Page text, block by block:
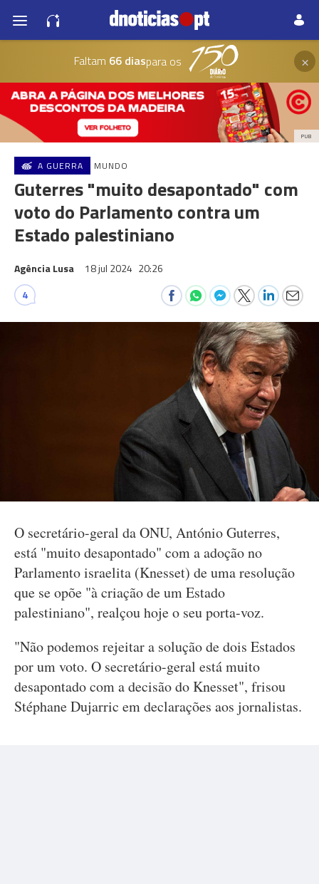
Faltam 66 diaspara os ×
PUB
A GUERRA MUNDO
Guterres "muito desapontado" com
voto do Parlamento contra um
Estado palestiniano
Agência Lusa 18 jul 2024 20:26
4
O secretário-geral da ONU, António Guterres,
está "muito desapontado" com a adoção no
Parlamento israelita (Knesset) de uma resolução
que se opõe "à criação de um Estado
palestiniano", realçou hoje o seu porta-voz.
"Não podemos rejeitar a solução de dois Estados
por um voto. O secretário-geral está muito
desapontado com a decisão do Knesset", frisou
Stéphane Dujarric em declarações aos jornalistas.